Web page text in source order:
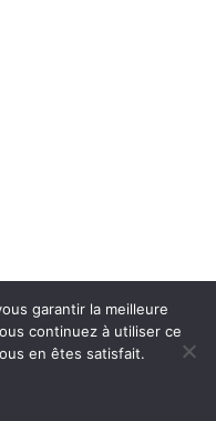
INGLOBO
garantir la meilleure
continuez à utiliser ce
en êtes satisfait.